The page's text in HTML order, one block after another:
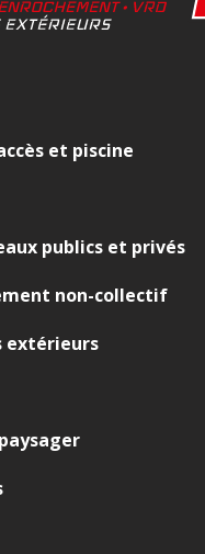
et piscine
publics et privés
non-collectif
extérieurs